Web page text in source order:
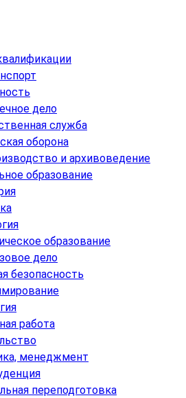
дело
служба
оборона
и архивоведение
образование
образование
дело
безопасность
работа
менеджмент
переподготовка